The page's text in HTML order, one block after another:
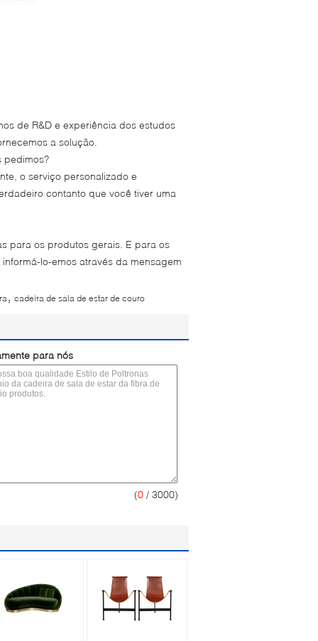
de R&D e experiência dos estudos
a solução.
pedimos?
o serviço personalizado e
contanto que você tiver uma
para os produtos gerais. E para os
lo-emos através da mensagem
, cadeira de sala de estar de couro
para nós
(0 / 3000)